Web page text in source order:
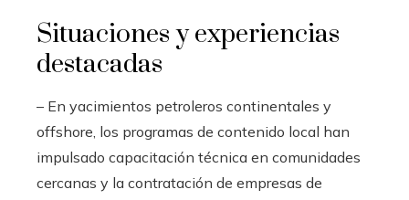
Situaciones y experiencias
destacadas
– En yacimientos petroleros continentales y
offshore, los programas de contenido local han
impulsado capacitación técnica en comunidades
cercanas y la contratación de empresas de